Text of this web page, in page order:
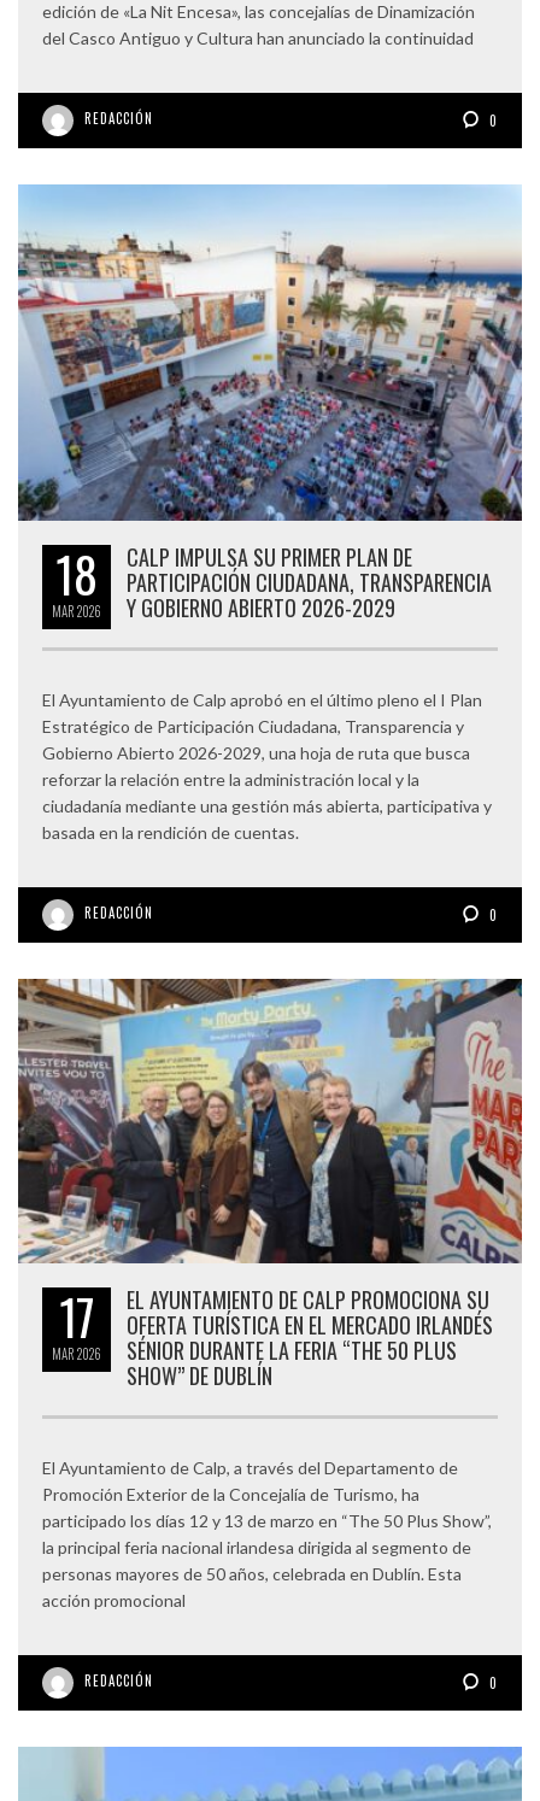
edición de «La Nit Encesa», las concejalías de Dinamización
del Casco Antiguo y Cultura han anunciado la continuidad
REDACCIÓN 0
18
MAR2026
CALP IMPULSA SU PRIMER PLAN DE
PARTICIPACIÓN CIUDADANA, TRANSPARENCIA
Y GOBIERNO ABIERTO 2026-2029
El Ayuntamiento de Calp aprobó en el último pleno el I Plan
Estratégico de Participación Ciudadana, Transparencia y
Gobierno Abierto 2026-2029, una hoja de ruta que busca
reforzar la relación entre la administración local y la
ciudadanía mediante una gestión más abierta, participativa y
basada en la rendición de cuentas.
REDACCIÓN 0
17
MAR2026
EL AYUNTAMIENTO DE CALP PROMOCIONA SU
OFERTA TURÍSTICA EN EL MERCADO IRLANDÉS
SÉNIOR DURANTE LA FERIA “THE 50 PLUS
SHOW” DE DUBLÍN
El Ayuntamiento de Calp, a través del Departamento de
Promoción Exterior de la Concejalía de Turismo, ha
participado los días 12 y 13 de marzo en “The 50 Plus Show”,
la principal feria nacional irlandesa dirigida al segmento de
personas mayores de 50 años, celebrada en Dublín. Esta
acción promocional
REDACCIÓN 0